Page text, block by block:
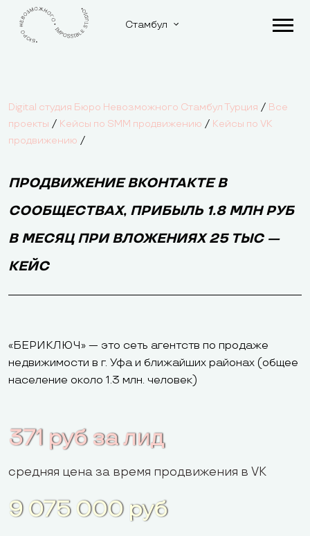
Стамбул
Digital студия Бюро Невозможного Стамбул Турция / Все
проекты / Кейсы по SMM продвижению / Кейсы по VK
продвижению /
ПРОДВИЖЕНИЕ ВКОНТАКТЕ В
СООБЩЕСТВАХ, ПРИБЫЛЬ 1.8 МЛН РУБ
В МЕСЯЦ ПРИ ВЛОЖЕНИЯХ 25 ТЫС —
КЕЙС
«БЕРИКЛЮЧ» — это сеть агентств по продаже
недвижимости в г. Уфа и ближайших районах (общее
население около 1.3 млн. человек)
371 руб за лид
средняя цена за время продвижения в VK
9 075 000 руб